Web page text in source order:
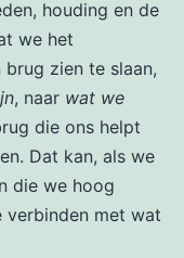
houding en de
we het
brug zien te slaan,
, naar wat we
die ons helpt
Dat kan, als we
die we hoog
verbinden met wat